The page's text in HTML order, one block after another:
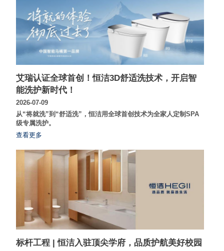
艾瑞认证全球首创！恒洁3D舒适洗技术，开启智
能洗护新时代！
2026-07-09
从“将就洗”到“舒适洗”，恒洁用全球首创技术为全家人定制SPA
级专属洗护。
查看更多
标杆工程 | 恒洁入驻顶尖学府，品质护航美好校园